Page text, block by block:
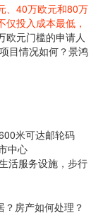
、40万欧元和80万
仅投入成本最低，
欧元门槛的申请人
目情况如何？景鸿
米可达邮轮码
中心
活服务设施，步行